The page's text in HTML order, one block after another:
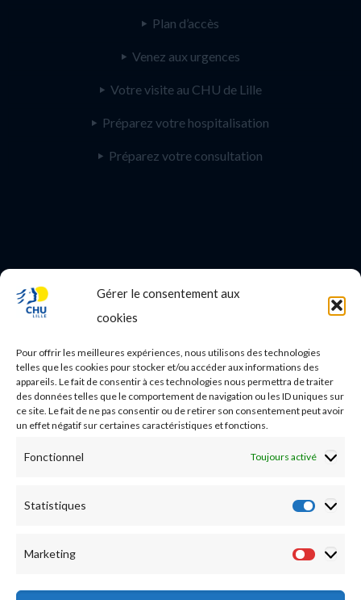
Gérer le consentement aux
cookies
Pour offrir les meilleures expériences, nous utilisons des technologies
telles que les cookies pour stocker et/ou accéder aux informations des
appareils. Le fait de consentir à ces technologies nous permettra de traiter
des données telles que le comportement de navigation ou les ID uniques sur
ce site. Le fait de ne pas consentir ou de retirer son consentement peut avoir
un effet négatif sur certaines caractéristiques et fonctions.
Fonctionnel Toujours activé
Statistiques
Marketing
Plan d’accès
Venez aux urgences
Votre visite au CHU de Lille
Préparez votre hospitalisation
Préparez votre consultation
PROFESSIONNEL DE SANTE
Nos essais cliniques
Ecoles paramédicales